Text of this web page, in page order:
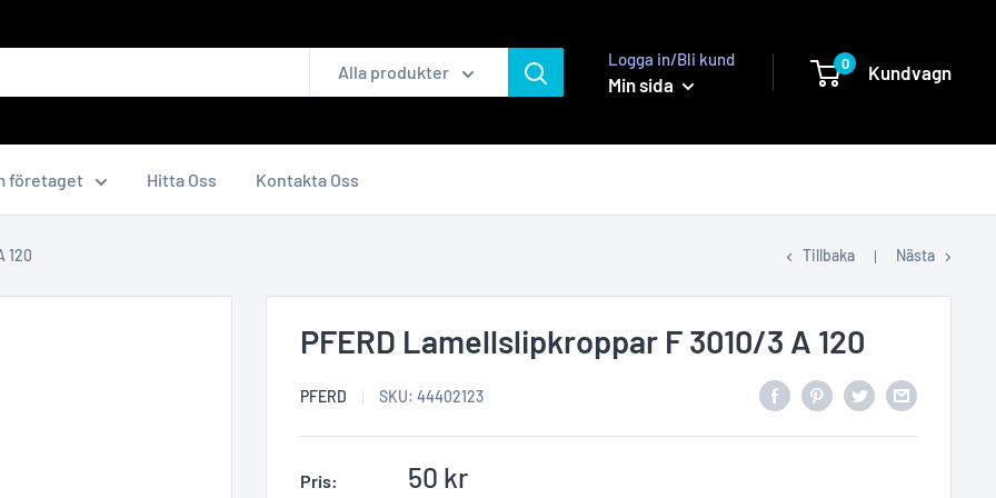
Alla produkter
Logga in/Bli kund
Min sida
0 Kundvagn
företaget Hitta Oss Kontakta Oss
120 Tillbaka Nästa
PFERD Lamellslipkroppar F 3010/3 A 120
PFERD SKU: 44402123
Pris: Reapris
50 kr